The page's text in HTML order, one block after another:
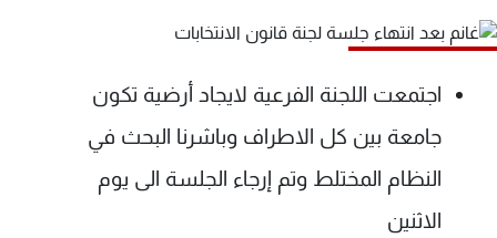
اجتمعت اللجنة الفرعية لايجاد أرضية تكون
جامعة بين كل الاطراف وباشرنا البحث في
النظام المختلط وتم إرجاء الجلسة الى يوم
الاثنين
سياسة ناس
إقتصاد فن
منوعات رياضة
كأس العالم